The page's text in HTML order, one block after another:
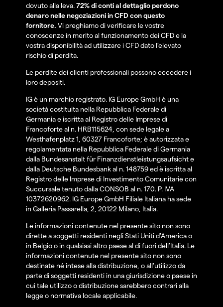
dovuto alla leva.72% di conti al dettaglio perdono
denaro nelle negoziazioni in CFD con questo
fornitore. Vi preghiamo di verificare le vostre
conoscenze in merito al funzionamento dei CFD e la
vostra disponibilità ad utilizzare i CFD dato l’elevato
rischio di perdita.
Le perdite dei clienti professionali possono eccedere i
loro depositi.
IG è un marchio registrato. IG Europe GmbH è una
società costituita nella Repubblica Federale di
Germania e iscritta al Registro delle Imprese di
Francoforte al n. HRB115624, con sede legale a
Westhafenplatz 1, 60327 Francoforte; è autorizzata e
regolamentata nella Repubblica Federale di Germania
dalla Bundesanstalt für Finanzdienstleistungsaufsicht e
dalla Deutsche Bundesbank al n. 148759 ed è iscritta al
Registro delle Imprese di Investimento Comunitarie con
Succursale tenuto dalla CONSOB al n. 170. P. IVA
10372620962. IG Europe GmbH Filiale Italiana ha sede
in Galleria Passarella, 2, 20122 Milano, Italia.
Le informazioni contenute nel presente sito non sono
dirette a soggetti residenti negli Stati Uniti d'America o
in Belgio o in qualsiasi altro paese al di fuori dell’Italia. Le
informazioni contenute nel presente sito non sono
destinate né intese alla distribuzione, o all'utilizzo da
parte di soggetti residenti in una giurisdizione o paese in
cui tale utilizzo o distribuzione sarebbero contrari alla
legge o normativa locale applicabile.